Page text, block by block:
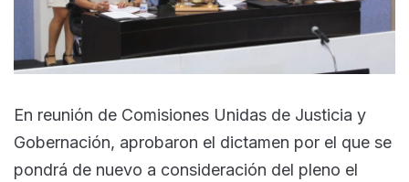
En reunión de Comisiones Unidas de Justicia y
Gobernación, aprobaron el dictamen por el que se
pondrá de nuevo a consideración del pleno el